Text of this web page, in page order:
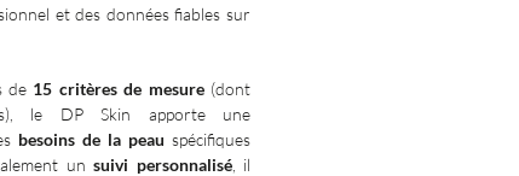
et des données fiables sur
de 15 critères de mesure(dont
le DP Skin apporte une
besoins de la peau spécifiques
unsuivi personnalisé, il